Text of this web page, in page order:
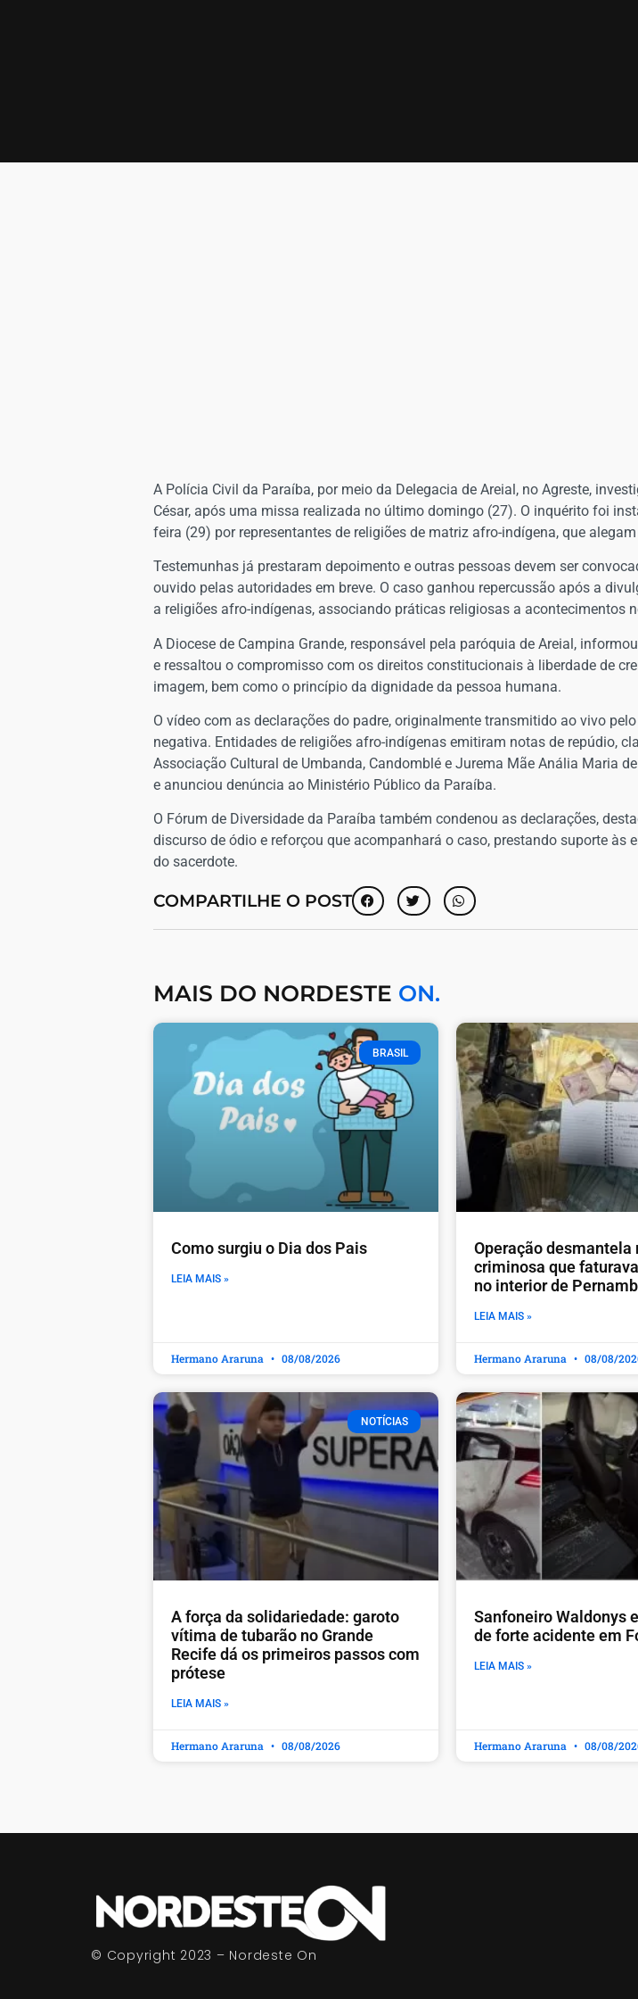
A Polícia Civil da Paraíba, por meio da Delegacia de Areial, no Agreste,
César, após uma missa realizada no último domingo (27). O inquérito foi
feira (29) por representantes de religiões de matriz afro-indígena, que
Testemunhas já prestaram depoimento e outras pessoas devem ser
ouvido pelas autoridades em breve. O caso ganhou repercussão após a
a religiões afro-indígenas, associando práticas religiosas a acontecimentos
A Diocese de Campina Grande, responsável pela paróquia de Areial,
e ressaltou o compromisso com os direitos constitucionais à liberdade de
imagem, bem como o princípio da dignidade da pessoa humana.
O vídeo com as declarações do padre, originalmente transmitido ao vivo
negativa. Entidades de religiões afro-indígenas emitiram notas de repúdio,
Associação Cultural de Umbanda, Candomblé e Jurema Mãe Anália Maria
e anunciou denúncia ao Ministério Público da Paraíba.
O Fórum de Diversidade da Paraíba também condenou as declarações,
discurso de ódio e reforçou que acompanhará o caso, prestando suporte
do sacerdote.
COMPARTILHE O POST
MAIS DO NORDESTE ON.
BRASIL
Como surgiu o Dia dos Pais
LEIA MAIS »
Hermano Araruna 08/08/2026
Operação desmantela
criminosa que
no interior de
LEIA MAIS »
Hermano Araruna 08/08/
NOTÍCIAS
A força da solidariedade: garoto
vítima de tubarão no Grande
Recife dá os primeiros passos com
prótese
LEIA MAIS »
Hermano Araruna 08/08/2026
Sanfoneiro Waldonys
de forte acidente em
LEIA MAIS »
Hermano Araruna 08/08/
© Copyright 2023 – Nordeste On